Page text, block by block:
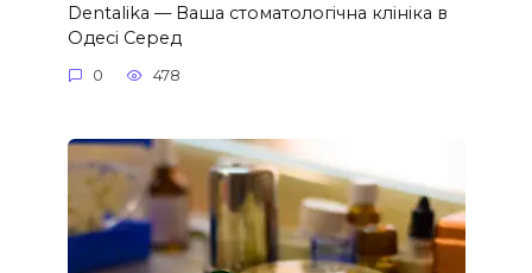
Dentalika — Ваша стоматологічна клініка в
Одесі Серед
0 478